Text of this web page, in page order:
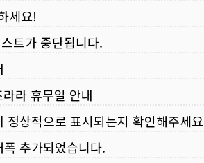
세요!
트가 중단됩니다.
라 휴무일 안내
정상적으로 표시되는지 확인해주세
추가되었습니다.